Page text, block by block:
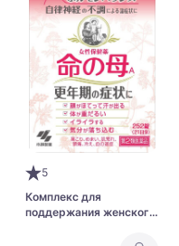
5
Комплекс для
поддержания женского
менопаузы Мать жизни